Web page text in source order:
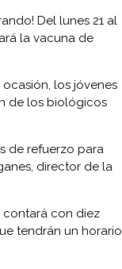
Del lunes 21 al
la vacuna de
ocasión, los jóvenes
de los biológicos
de refuerzo para
director de la
contará con diez
tendrán un horario